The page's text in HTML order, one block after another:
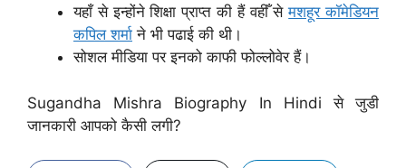
यहाँ से इन्होंने शिक्षा प्राप्त की हैं वहीँ सेमशहूर कॉमेडियन
कपिल शर्मा ने भी पढाई की थी।
सोशल मीडिया पर इनको काफी फोल्लोवेर हैं।
Sugandha Mishra Biography In Hindi से जुडी
जानकारी आपको कैसी लगी?